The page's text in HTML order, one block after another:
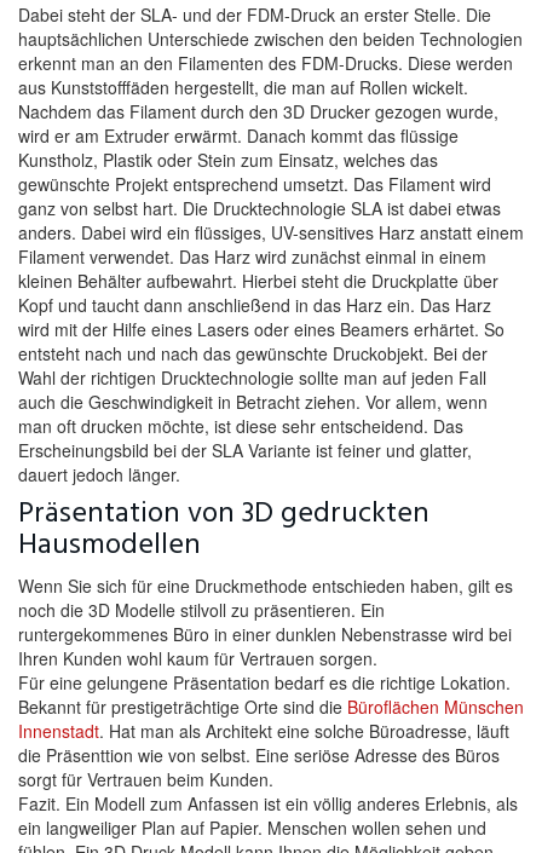
Dabei steht der SLA- und der FDM-Druck an erster Stelle. Die
hauptsächlichen Unterschiede zwischen den beiden Technologien
erkennt man an den Filamenten des FDM-Drucks. Diese werden
aus Kunststofffäden hergestellt, die man auf Rollen wickelt.
Nachdem das Filament durch den 3D Drucker gezogen wurde,
wird er am Extruder erwärmt. Danach kommt das flüssige
Kunstholz, Plastik oder Stein zum Einsatz, welches das
gewünschte Projekt entsprechend umsetzt. Das Filament wird
ganz von selbst hart. Die Drucktechnologie SLA ist dabei etwas
anders. Dabei wird ein flüssiges, UV-sensitives Harz anstatt einem
Filament verwendet. Das Harz wird zunächst einmal in einem
kleinen Behälter aufbewahrt. Hierbei steht die Druckplatte über
Kopf und taucht dann anschließend in das Harz ein. Das Harz
wird mit der Hilfe eines Lasers oder eines Beamers erhärtet. So
entsteht nach und nach das gewünschte Druckobjekt. Bei der
Wahl der richtigen Drucktechnologie sollte man auf jeden Fall
auch die Geschwindigkeit in Betracht ziehen. Vor allem, wenn
man oft drucken möchte, ist diese sehr entscheidend. Das
Erscheinungsbild bei der SLA Variante ist feiner und glatter,
dauert jedoch länger.
Präsentation von 3D gedruckten
Hausmodellen
Wenn Sie sich für eine Druckmethode entschieden haben, gilt es
noch die 3D Modelle stilvoll zu präsentieren. Ein
runtergekommenes Büro in einer dunklen Nebenstrasse wird bei
Ihren Kunden wohl kaum für Vertrauen sorgen.
Für eine gelungene Präsentation bedarf es die richtige Lokation.
Bekannt für prestigeträchtige Orte sind die Büroflächen Münschen
Innenstadt. Hat man als Architekt eine solche Büroadresse, läuft
die Präsenttion wie von selbst. Eine seriöse Adresse des Büros
sorgt für Vertrauen beim Kunden.
Fazit. Ein Modell zum Anfassen ist ein völlig anderes Erlebnis, als
ein langweiliger Plan auf Papier. Menschen wollen sehen und